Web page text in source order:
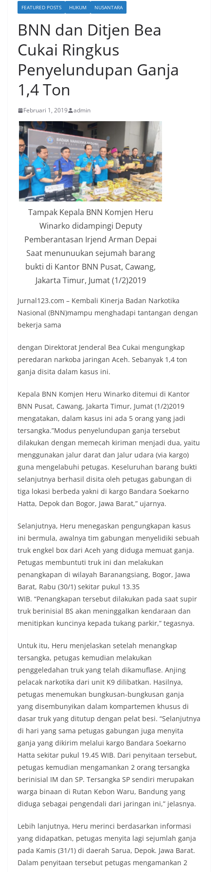
FEATURED POSTS HUKUM NUSANTARA
BNN dan Ditjen Bea
Cukai Ringkus
Penyelundupan Ganja
1,4 Ton
Februari 1, 2019 admin
Tampak Kepala BNN Komjen Heru
Winarko didampingi Deputy
Pemberantasan Irjend Arman Depai
Saat menunuukan sejumah barang
bukti di Kantor BNN Pusat, Cawang,
Jakarta Timur, Jumat (1/2)2019
Jurnal123.com – Kembali Kinerja Badan Narkotika
Nasional (BNN)mampu menghadapi tantangan dengan
bekerja sama
dengan Direktorat Jenderal Bea Cukai mengungkap
peredaran narkoba jaringan Aceh. Sebanyak 1,4 ton
ganja disita dalam kasus ini.
Kepala BNN Komjen Heru Winarko ditemui di Kantor
BNN Pusat, Cawang, Jakarta Timur, Jumat (1/2)2019
mengatakan, dalam kasus ini ada 5 orang yang jadi
tersangka.”Modus penyelundupan ganja tersebut
dilakukan dengan memecah kiriman menjadi dua, yaitu
menggunakan jalur darat dan Jalur udara (via kargo)
guna mengelabuhi petugas. Keseluruhan barang bukti
selanjutnya berhasil disita oleh petugas gabungan di
tiga lokasi berbeda yakni di kargo Bandara Soekarno
Hatta, Depok dan Bogor, Jawa Barat,” ujarnya.
Selanjutnya, Heru menegaskan pengungkapan kasus
ini bermula, awalnya tim gabungan menyelidiki sebuah
truk engkel box dari Aceh yang diduga memuat ganja.
Petugas membuntuti truk ini dan melakukan
penangkapan di wilayah Baranangsiang, Bogor, Jawa
Barat, Rabu (30/1) sekitar pukul 13.35
WIB. “Penangkapan tersebut dilakukan pada saat supir
truk berinisial BS akan meninggalkan kendaraan dan
menitipkan kuncinya kepada tukang parkir,” tegasnya.
Untuk itu, Heru menjelaskan setelah menangkap
tersangka, petugas kemudian melakukan
penggeledahan truk yang telah dikamuflase. Anjing
pelacak narkotika dari unit K9 dilibatkan. Hasilnya,
petugas menemukan bungkusan-bungkusan ganja
yang disembunyikan dalam kompartemen khusus di
dasar truk yang ditutup dengan pelat besi. “Selanjutnya
di hari yang sama petugas gabungan juga menyita
ganja yang dikirim melalui kargo Bandara Soekarno
Hatta sekitar pukul 19.45 WIB. Dari penyitaan tersebut,
petugas kemudian mengamankan 2 orang tersangka
berinisial IM dan SP. Tersangka SP sendiri merupakan
warga binaan di Rutan Kebon Waru, Bandung yang
diduga sebagai pengendali dari jaringan ini,” jelasnya.
Lebih lanjutnya, Heru merinci berdasarkan informasi
yang didapatkan, petugas menyita lagi sejumlah ganja
pada Kamis (31/1) di daerah Sarua, Depok. Jawa Barat.
Dalam penyitaan tersebut petugas mengamankan 2